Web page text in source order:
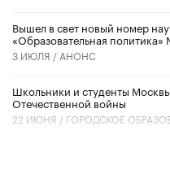
Вышел в свет новый номер
«Образовательная
3 ИЮЛЯ / АНОНС
Школьники и студенты
Отечественной войны
22 ИЮНЯ / ГОРОДСКОЕ